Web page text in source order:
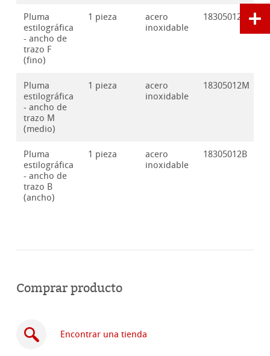
Pluma
estilográfica
- ancho de
trazo F
(fino)
1 pieza
acero
inoxidable
18305012F
Pluma
estilográfica
- ancho de
trazo M
(medio)
1 pieza
acero
inoxidable
18305012M
Pluma
estilográfica
- ancho de
trazo B
(ancho)
1 pieza
acero
inoxidable
18305012B
Comprar producto
Encontrar una tienda